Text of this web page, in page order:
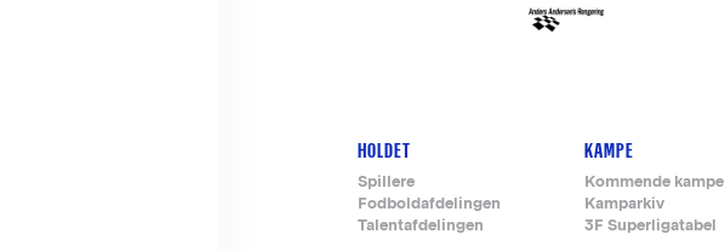
Footer-
menu
HOLDET
Spillere
Fodboldafdelingen
Talentafdelingen
KAMPE
Kommende kampe
Kamparkiv
3F Superligatabel